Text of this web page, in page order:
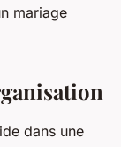
mariage
dans une